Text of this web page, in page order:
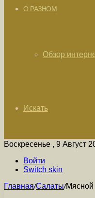
О РАЗНОМ
Обзор
Искать
Воскресенье , 9 Август
Войти
Switch skin
Главная/Салаты/Мясной